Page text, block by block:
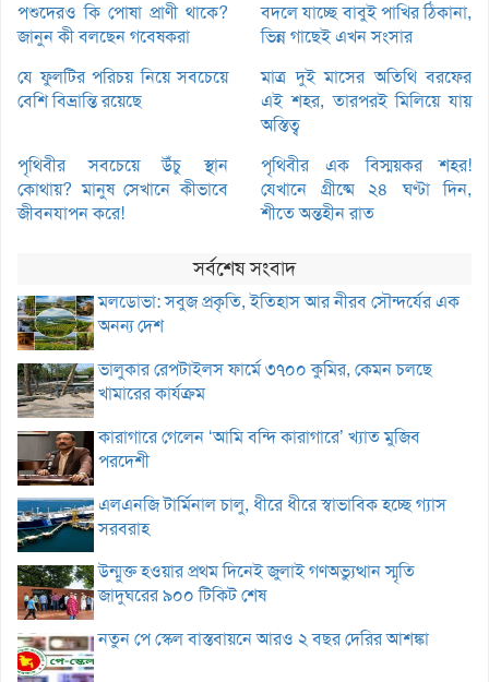
পশুদেরও কি পোষা প্রাণী থাকে?
জানুন কী বলছেন গবেষকরা
বদলে যাচ্ছে বাবুই পাখির ঠিকানা,
ভিন্ন গাছেই এখন সংসার
যে ফুলটির পরিচয় নিয়ে সবচেয়ে
বেশি বিভ্রান্তি রয়েছে
মাত্র দুই মাসের অতিথি বরফের
এই শহর, তারপরই মিলিয়ে যায়
অস্তিত্ব
পৃথিবীর সবচেয়ে উঁচু স্থান
কোথায়? মানুষ সেখানে কীভাবে
জীবনযাপন করে!
পৃথিবীর এক বিস্ময়কর শহর!
যেখানে গ্রীষ্মে ২৪ ঘণ্টা দিন,
শীতে অন্তহীন রাত
সর্বশেষ সংবাদ
মলডোভা: সবুজ প্রকৃতি, ইতিহাস আর নীরব সৌন্দর্যের এক
অনন্য দেশ
ভালুকার রেপটাইলস ফার্মে ৩৭০০ কুমির, কেমন চলছে
খামারের কার্যক্রম
কারাগারে গেলেন ‘আমি বন্দি কারাগারে’ খ্যাত মুজিব
পরদেশী
এলএনজি টার্মিনাল চালু, ধীরে ধীরে স্বাভাবিক হচ্ছে গ্যাস
সরবরাহ
উন্মুক্ত হওয়ার প্রথম দিনেই জুলাই গণঅভ্যুত্থান স্মৃতি
জাদুঘরের ৯০০ টিকিট শেষ
নতুন পে স্কেল বাস্তবায়নে আরও ২ বছর দেরির আশঙ্কা